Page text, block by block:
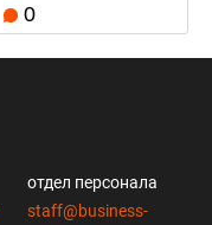
0
отдел персонала
staff@business-